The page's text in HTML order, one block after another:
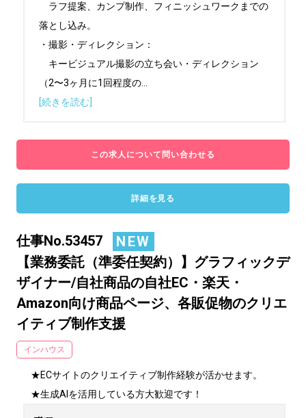
ラフ提案、カンプ制作、フィニッシュワークまでの
落とし込み。
・撮影・ディレクション：
キービジュアル撮影の立ち会い・ディレクション
（2〜3ヶ月に1回程度の
[続きを読む]
この求人について問い合わせる
詳細を見る
仕事No.53457
NEW
【業務委託（準委任契約）】グラフィックデ
ザイナー/自社商品の自社EC・楽天・
Amazon向け商品ページ、各販促物のクリエ
イティブ制作支援
インハウス
★ECサイトのクリエイティブ制作経験が活かせます。
★生成AIを活用している方大歓迎です！